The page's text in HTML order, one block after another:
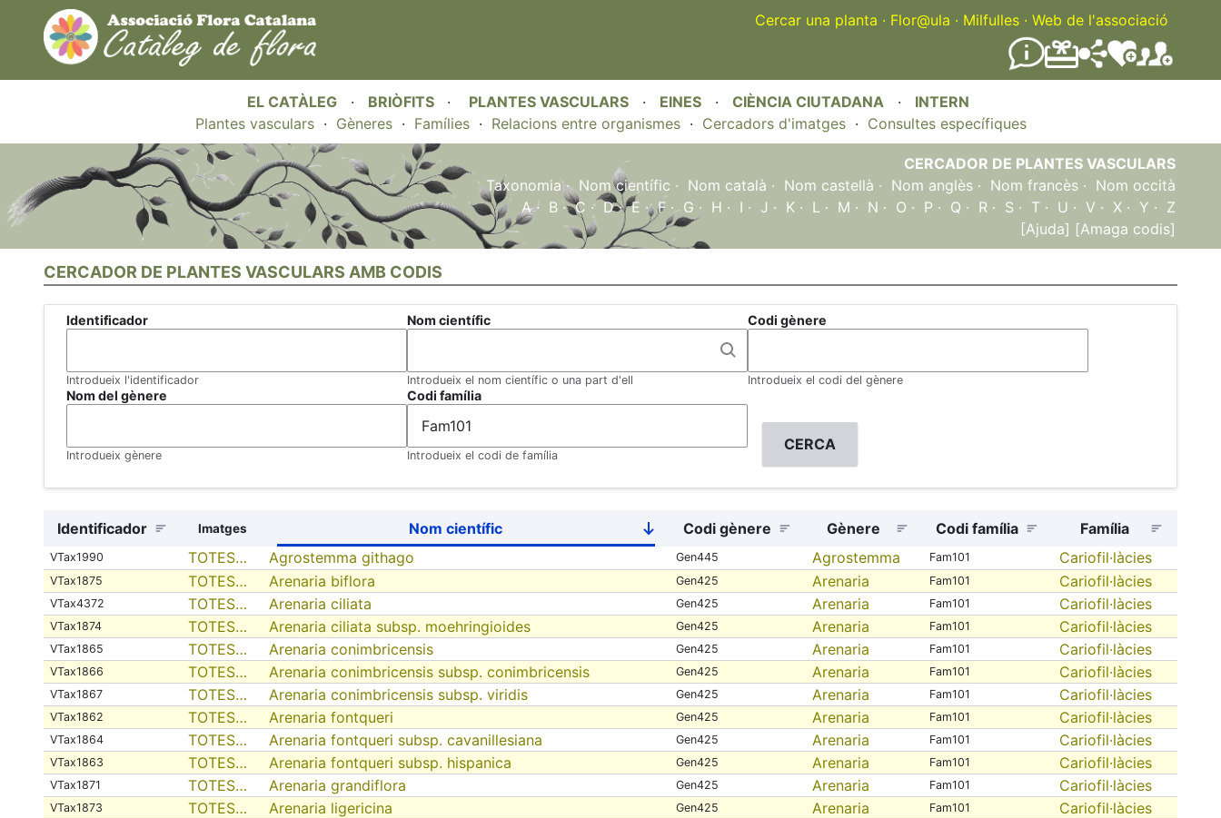
Cercar una planta · Flor@ula · Milfulles · Web de l'associació
EL CATÀLEG · BRIÒFITS · PLANTES VASCULARS · EINES · CIÈNCIA CIUTADANA · INTERN
Plantes vasculars· Gèneres· Famílies· Relacions entre organismes· Cercadors d'imatges· Consultes específiques
CERCADOR DE PLANTES VASCULARS
Taxonomia· Nom científic · Nom català · Nom castellà · Nom anglès · Nom francès · Nom occità
A· B ·C ·D·E · F · G · H · I · J · K · L · M · N · O · P · Q · R · S · T · U · V · X · Y · Z
[Ajuda] [Amaga codis]
CERCADOR DE PLANTES VASCULARS AMB CODIS
Identificador
Introdueix l'identificador
Nom científic
Introdueix el nom científic o una part d'ell
Codi gènere
Introdueix el codi del gènere
Nom del gènere
Introdueix gènere
Codi família
Introdueix el codi de família
Identificador Imatges Nom científic
Sort
descending
Codi gènere Gènere Codi família Família
VTax1990 TOTES… Agrostemma githago Gen445 Agrostemma Fam101 Cariofil·làcies
VTax1875 TOTES… Arenaria biflora Gen425 Arenaria Fam101 Cariofil·làcies
VTax4372 TOTES… Arenaria ciliata Gen425 Arenaria Fam101 Cariofil·làcies
VTax1874 TOTES… Arenaria ciliata subsp. moehringioides Gen425 Arenaria Fam101 Cariofil·làcies
VTax1865 TOTES… Arenaria conimbricensis Gen425 Arenaria Fam101 Cariofil·làcies
VTax1866 TOTES… Arenaria conimbricensis subsp. conimbricensis Gen425 Arenaria Fam101 Cariofil·làcies
VTax1867 TOTES… Arenaria conimbricensis subsp. viridis Gen425 Arenaria Fam101 Cariofil·làcies
VTax1862 TOTES… Arenaria fontqueri Gen425 Arenaria Fam101 Cariofil·làcies
VTax1864 TOTES… Arenaria fontqueri subsp. cavanillesiana Gen425 Arenaria Fam101 Cariofil·làcies
VTax1863 TOTES… Arenaria fontqueri subsp. hispanica Gen425 Arenaria Fam101 Cariofil·làcies
VTax1871 TOTES… Arenaria grandiflora Gen425 Arenaria Fam101 Cariofil·làcies
VTax1873 TOTES… Arenaria ligericina Gen425 Arenaria Fam101 Cariofil·làcies